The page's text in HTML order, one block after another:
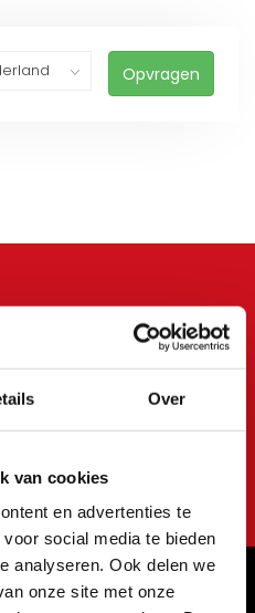
Over
van cookies
en advertenties te
social media te bieden
analyseren. Ook delen we
onze site met onze
Opvragen
voor onze
laatste acties en